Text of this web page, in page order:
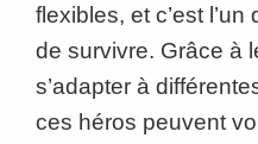
flexibles, et c’est
de survivre. Grâce à
s’adapter à
ces héros peuvent